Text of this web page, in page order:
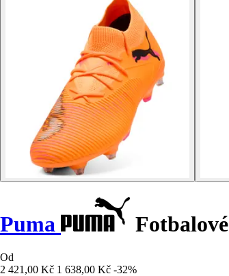
Puma
Od
2 421,00 Kč 1 638,00 Kč -32%